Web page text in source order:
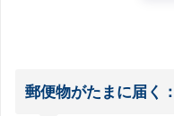
郵便物がたまに届く